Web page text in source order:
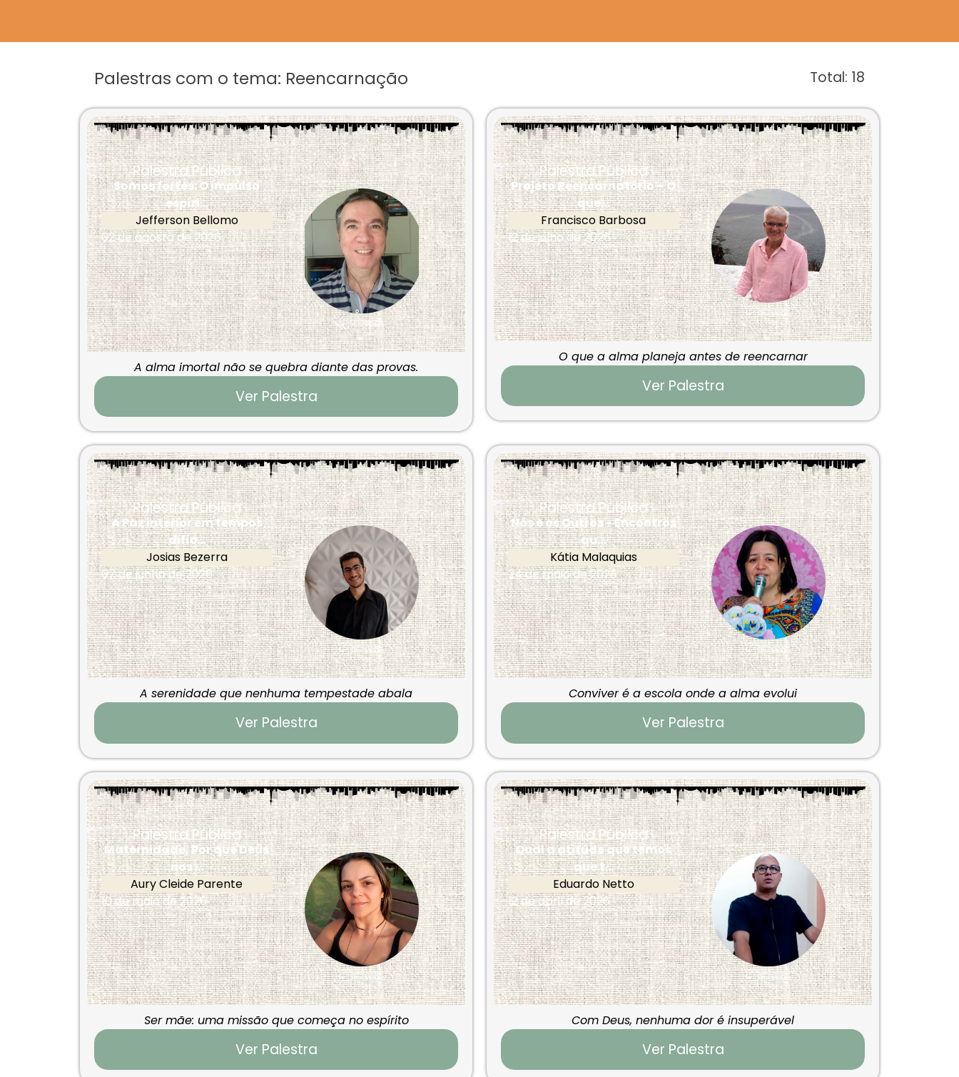
Palestras com o tema: Reencarnação Total: 18
Palestra Pública
Somos fortes: O impulso
espíri...
Jefferson Bellomo
02 de agosto de 2026
A alma imortal não se quebra diante das provas.
Ver Palestra
Palestra Pública
Projeto Reencarnatório – O
que...
Francisco Barbosa
12 de julho de 2026
O que a alma planeja antes de reencarnar
Ver Palestra
Palestra Pública
A Paz interior em tempos
difíc...
Josias Bezerra
07 de junho de 2026
A serenidade que nenhuma tempestade abala
Ver Palestra
Palestra Pública
Nós e os Outros - Encontros
qu...
Kátia Malaquias
24 de maio de 2026
Conviver é a escola onde a alma evolui
Ver Palestra
Palestra Pública
Maternidade, Por que Deus
nos ...
Aury Cleide Parente
10 de maio de 2026
Ser mãe: uma missão que começa no espírito
Ver Palestra
Palestra Pública
Qual a atitude que temos
que t...
Eduardo Netto
12 de abril de 2026
Com Deus, nenhuma dor é insuperável
Ver Palestra